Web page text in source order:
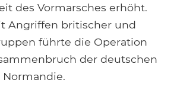
des Vormarsches erhöht.
Angriffen britischer und
führte die Operation
der deutschen